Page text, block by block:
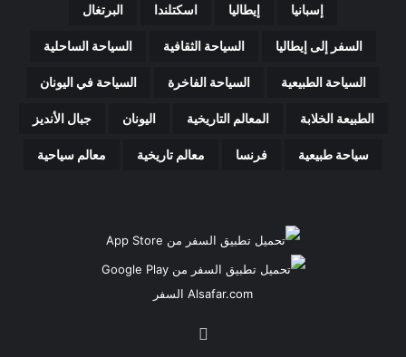
إسبانيا إيطاليا اسكتلندا البرتغال
السفر إلى إيطاليا السياحة الثقافية السياحة الساحلية
السياحة الطبيعية السياحة الفاخرة السياحة في اليونان
الطبيعة الخلابة المعالم التاريخية اليونان جبال الأنديز
سياحة طبيعية فرنسا معالم تاريخية معالم سياحية
Alsafar.com السفر